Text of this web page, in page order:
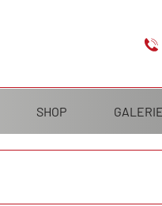
SHOP GALERIE